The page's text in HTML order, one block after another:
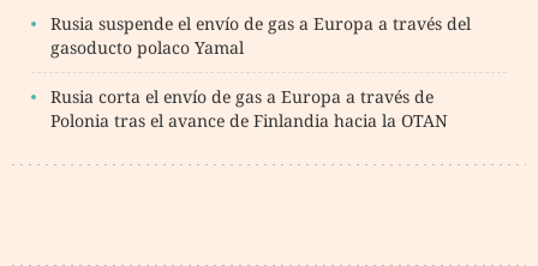
Rusia suspende el envío de gas a Europa a través del
gasoducto polaco Yamal
Rusia corta el envío de gas a Europa a través de
Polonia tras el avance de Finlandia hacia la OTAN